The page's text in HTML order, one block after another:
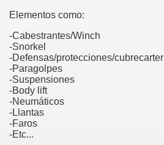
Elementos como:
-Cabestrantes/Winch
-Snorkel
-Defensas/protecciones/cubrecarter
-Paragolpes
-Suspensiones
-Body lift
-Neumáticos
-Llantas
-Faros
-Etc...